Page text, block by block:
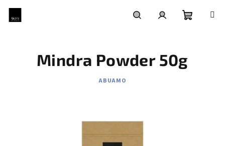
obsah
košík
Mindra Powder 50g
ABUAMO